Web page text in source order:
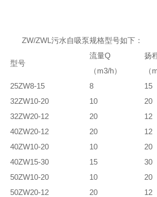
ZW/ZWL污水自吸泵规格型号如下：
型号
流量Q
（m3/h）
扬
（
25ZW8-15
8 15
32ZW10-20
10 20
32ZW20-12
20 12
40ZW20-12
20 12
40ZW10-20
10 20
40ZW15-30
15 30
50ZW10-20
10 20
50ZW20-12
20 12